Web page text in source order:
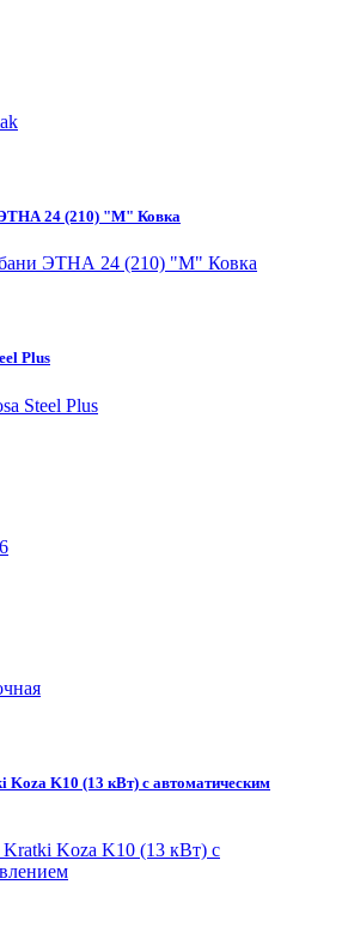
ЭТНА 24 (210) "М" Ковка
Plus
Koza K10 (13 кВт) с автоматическим